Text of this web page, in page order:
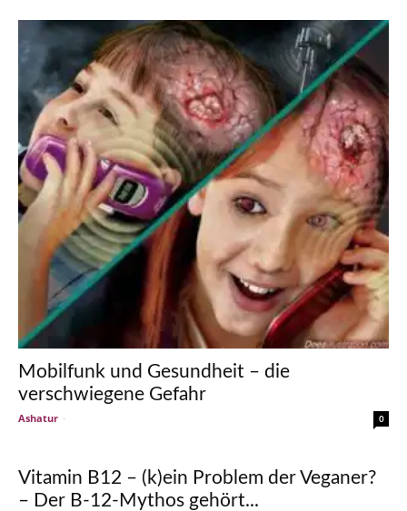
Mobilfunk und Gesundheit – die
verschwiegene Gefahr
Ashatur - 0
Vitamin B12 – (k)ein Problem der Veganer?
– Der B-12-Mythos gehört...